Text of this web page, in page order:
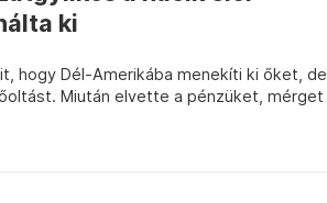
ki
hogy Dél-Amerikába menekíti ki őket, de
Miután elvette a pénzüket, mérget